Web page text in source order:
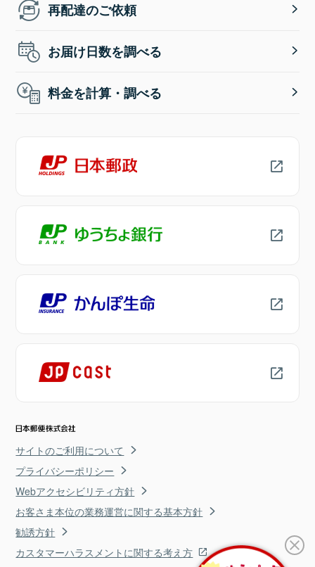
再配達のご依頼
お届け日数を調べる
料金を計算・調べる
サイトのご利用について
プライバシーポリシー
Webアクセシビリティ方針
お客さま本位の業務運営に関する基本方針
勧誘方針
カスタマーハラスメントに関する考え方